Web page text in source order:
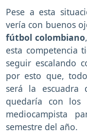
Pese a esta
vería con buenos
fútbol colombiano
esta competencia
seguir escalando
por esto que,
será la escuadra
quedaría con los
mediocampista
semestre del año.